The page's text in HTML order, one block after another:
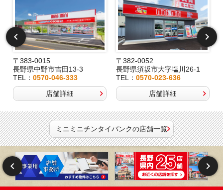
〒383-0015
長野県中野市吉田13-3
TEL： 0570-046-333
店舗詳細
〒382-0052
長野県須坂市大字塩川26-1
TEL：0570-023-636
店舗詳細
ミニミニチンタイバンクの店舗一覧